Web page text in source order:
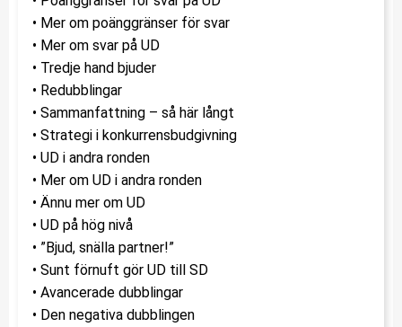
• Mer om poänggränser för svar
• Mer om svar på UD
• Tredje hand bjuder
• Redubblingar
• Sammanfattning – så här långt
• Strategi i konkurrensbudgivning
• UD i andra ronden
• Mer om UD i andra ronden
• Ännu mer om UD
• UD på hög nivå
• ”Bjud, snälla partner!”
• Sunt förnuft gör UD till SD
• Avancerade dubblingar
• Den negativa dubblingen